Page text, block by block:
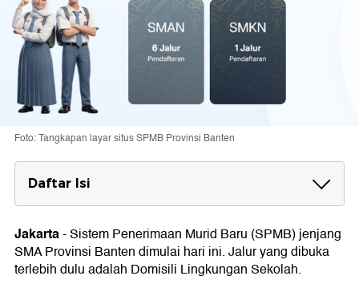
Foto: Tangkapan layar situs SPMB Provinsi Banten
Daftar Isi
Syarat SPMB SMA Banten Jalur Domisili
Lingkungan
Syarat Umum
Syarat Khusus
Jakarta-Sistem Penerimaan Murid Baru (SPMB) jenjang
SMA Provinsi Banten dimulai hari ini. Jalur yang dibuka
terlebih dulu adalah Domisili Lingkungan Sekolah.